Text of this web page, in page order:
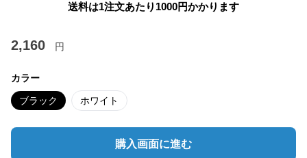
送料は1注文あたり 1000円かかります
2,160 円
カラー
ブラック ホワイト
購入画面に進む